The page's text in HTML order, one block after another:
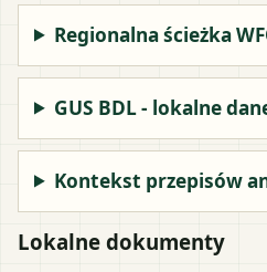
Regionalna ścieżka
GUS BDL - lokalne
Kontekst przepisów
Lokalne dokumenty